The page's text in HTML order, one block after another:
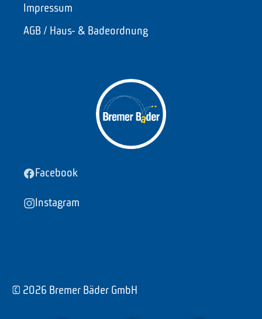
Impressum
AGB / Haus- & Badeordnung
Facebook
Instagram
© 2026 Bremer Bäder GmbH